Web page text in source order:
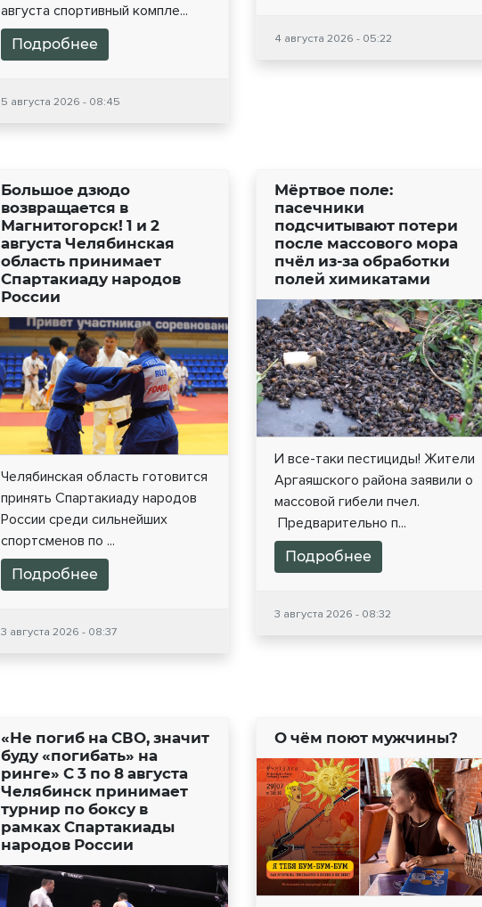
августа спортивный компле...
Подробнее
5 августа 2026 - 08:45
4 августа 2026 - 05:22
Большое дзюдо
возвращается в
Магнитогорск! 1 и 2
августа Челябинская
область принимает
Спартакиаду народов
России
Челябинская область готовится
принять Спартакиаду народов
России среди сильнейших
спортсменов по ...
Подробнее
3 августа 2026 - 08:37
Мёртвое поле:
пасечники
подсчитывают потери
после массового мора
пчёл из-за обработки
полей химикатами
И все-таки пестициды! Жители
Аргаяшского района заявили о
массовой гибели пчел.
Предварительно п...
Подробнее
3 августа 2026 - 08:32
«Не погиб на СВО, значит
буду «погибать» на
ринге» С 3 по 8 августа
Челябинск принимает
турнир по боксу в
рамках Спартакиады
народов России
О чём поют мужчины?